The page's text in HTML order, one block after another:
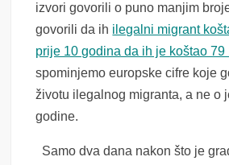
izvori govorili o puno manjim
govorili da ih ilegalni migrant
prije 10 godina da ih je koštao 79
spominjemo europske cifre koje
životu ilegalnog migranta, a ne o
godine.
Samo dva dana nakon što je